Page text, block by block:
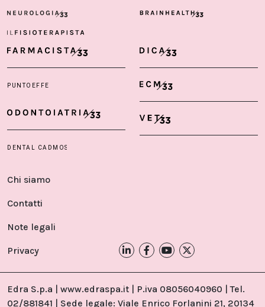
Chi siamo
Contatti
Note legali
Privacy
Edra S.p.a | www.edraspa.it | P.iva 08056040960 | Tel.
02/881841 | Sede legale: Viale Enrico Forlanini 21, 20134